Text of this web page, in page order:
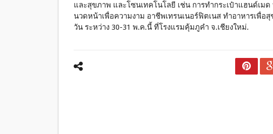
และสุขภาพ และโซนเทคโนโลยี เช่น การทำกระเป๋าแฮนด์เม
นวดหน้าเพื่อความงาม อาชีพเทรนเนอร์ฟิตเนส ทำอาหารเพื่
วัน ระหว่าง 30-31 พ.ค.นี้ ที่โรงแรมคุ้มภูคำ จ.เชียงใหม่.